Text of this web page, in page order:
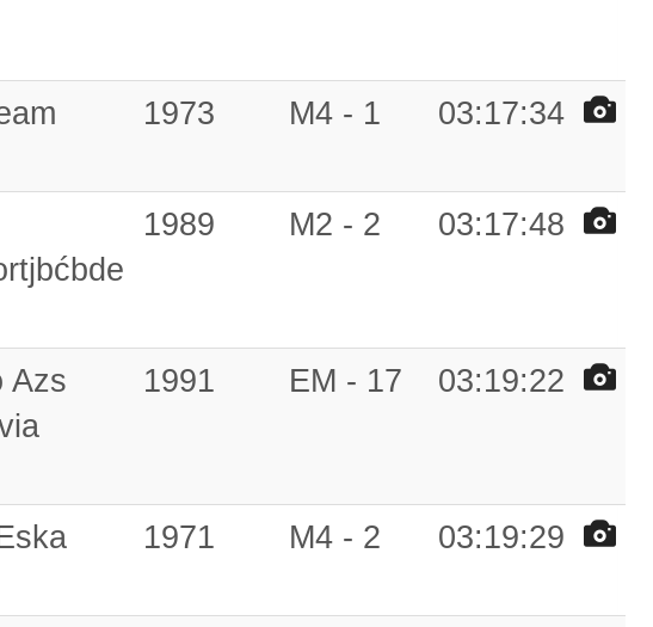
1973 M4 - 1 03:17:34
1989 M2 - 2 03:17:48
Azs
1991 EM - 17 03:19:22
1971 M4 - 2 03:19:29